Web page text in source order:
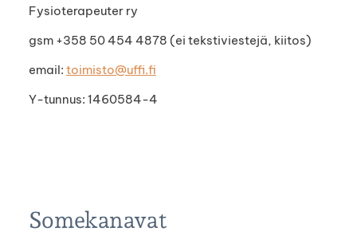
Fysioterapeuter ry
gsm +358 50 454 4878 (ei tekstiviestejä, kiitos)
email: toimisto@uffi.fi
Y-tunnus: 1460584-4
Somekanavat